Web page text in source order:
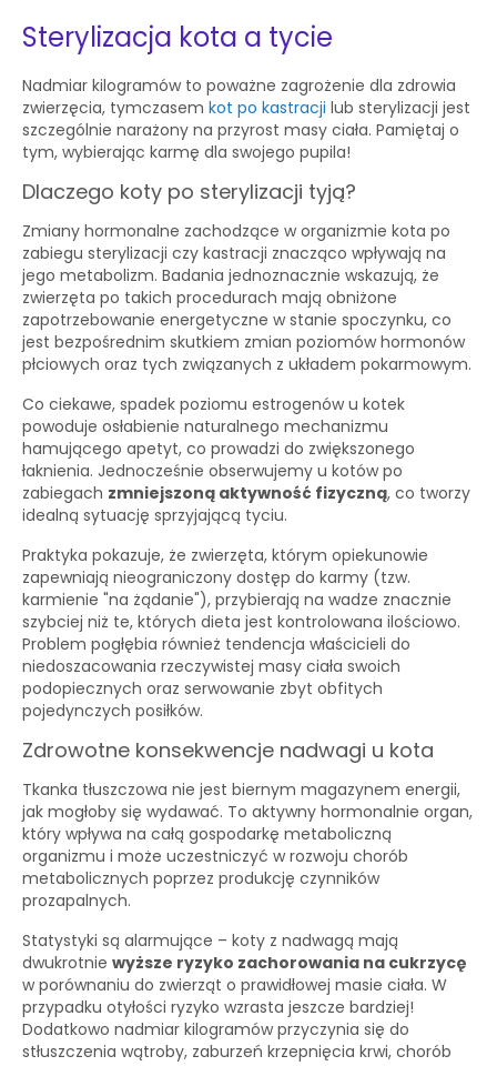
Sterylizacja kota a tycie
Nadmiar kilogramów to poważne zagrożenie dla zdrowia
zwierzęcia, tymczasem kot po kastracji lub sterylizacji jest
szczególnie narażony na przyrost masy ciała. Pamiętaj o
tym, wybierając karmę dla swojego pupila!
Dlaczego koty po sterylizacji tyją?
Zmiany hormonalne zachodzące w organizmie kota po
zabiegu sterylizacji czy kastracji znacząco wpływają na
jego metabolizm. Badania jednoznacznie wskazują, że
zwierzęta po takich procedurach mają obniżone
zapotrzebowanie energetyczne w stanie spoczynku, co
jest bezpośrednim skutkiem zmian poziomów hormonów
płciowych oraz tych związanych z układem pokarmowym.
Co ciekawe, spadek poziomu estrogenów u kotek
powoduje osłabienie naturalnego mechanizmu
hamującego apetyt, co prowadzi do zwiększonego
łaknienia. Jednocześnie obserwujemy u kotów po
zabiegach zmniejszoną aktywność fizyczną, co tworzy
idealną sytuację sprzyjającą tyciu.
Praktyka pokazuje, że zwierzęta, którym opiekunowie
zapewniają nieograniczony dostęp do karmy (tzw.
karmienie "na żądanie"), przybierają na wadze znacznie
szybciej niż te, których dieta jest kontrolowana ilościowo.
Problem pogłębia również tendencja właścicieli do
niedoszacowania rzeczywistej masy ciała swoich
podopiecznych oraz serwowanie zbyt obfitych
pojedynczych posiłków.
Zdrowotne konsekwencje nadwagi u kota
Tkanka tłuszczowa nie jest biernym magazynem energii,
jak mogłoby się wydawać. To aktywny hormonalnie organ,
który wpływa na całą gospodarkę metaboliczną
organizmu i może uczestniczyć w rozwoju chorób
metabolicznych poprzez produkcję czynników
prozapalnych.
Statystyki są alarmujące – koty z nadwagą mają
dwukrotnie wyższe ryzyko zachorowania na cukrzycę
w porównaniu do zwierząt o prawidłowej masie ciała. W
przypadku otyłości ryzyko wzrasta jeszcze bardziej!
Dodatkowo nadmiar kilogramów przyczynia się do
stłuszczenia wątroby, zaburzeń krzepnięcia krwi, chorób